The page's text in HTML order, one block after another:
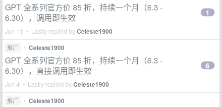
GPT 全系列官方价 85 折，持续一个月（6.3 -
6.30），调用即生效
Jun 11 • Lastly replied byCeleste1900
1
推广 • Celeste1900
GPT 全系列官方价 85 折，持续一个月（6.3 -
6.30），直接调用即生效
Jun 4 • Lastly replied byCeleste1900
6
推广 • Celeste1900